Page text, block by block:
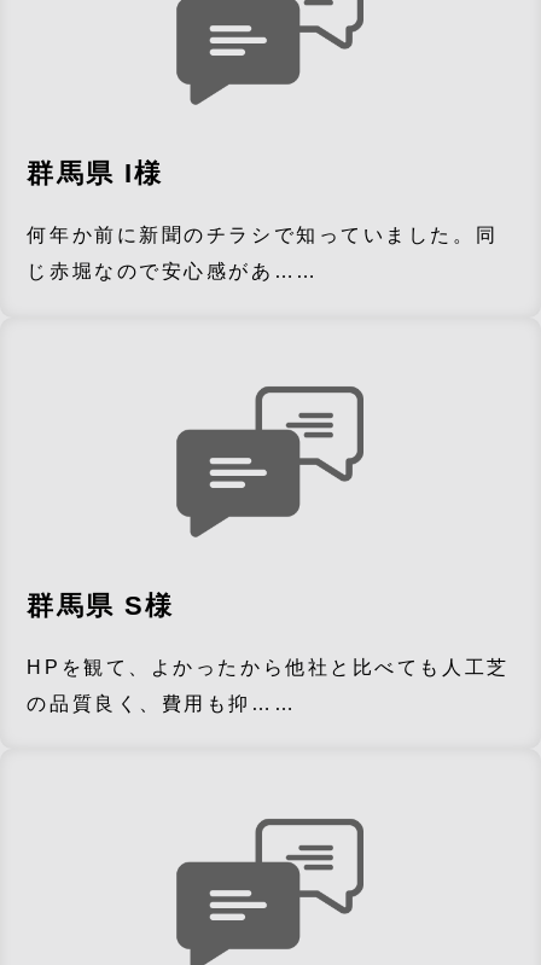
群馬県 I様
何年か前に新聞のチラシで知っていました。同
じ赤堀なので安心感があ……
群馬県 S様
HPを観て、よかったから他社と比べても人工芝
の品質良く、費用も抑……